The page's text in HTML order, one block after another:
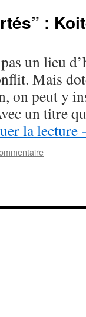
:
un lieu
Mais
on peut y
un titre
la lecture